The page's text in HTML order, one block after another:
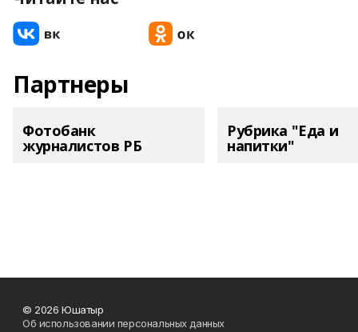
Партнеры
Фотобанк
журналистов РБ
Рубрика "Еда и
напитки"
© 2026 Юшатыр
Об использовании персональных данных